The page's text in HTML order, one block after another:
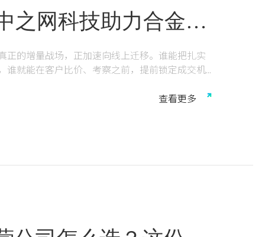
之网科技助力合金企
正的增量战场，正加速向线上迁移。谁能把扎实
谁就能在客户比价、考察之前，提前锁定成交机
，正是在这一转型浪潮中，通过中之网科技的
查看更多